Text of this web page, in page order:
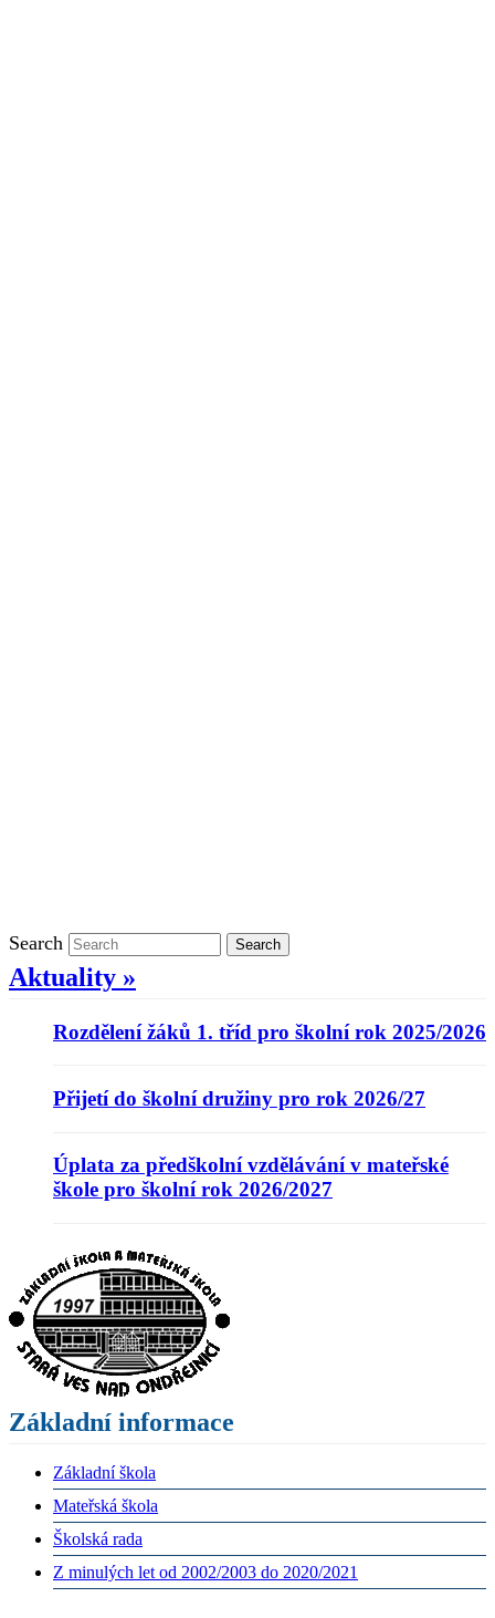
Search Search
Aktuality »
Rozdělení žáků 1. tříd pro školní rok 2025/2026
Přijetí do školní družiny pro rok 2026/27
Úplata za předškolní vzdělávání v mateřské
škole pro školní rok 2026/2027
Základní informace
Základní škola
Mateřská škola
Školská rada
Z minulých let od 2002/2003 do 2020/2021